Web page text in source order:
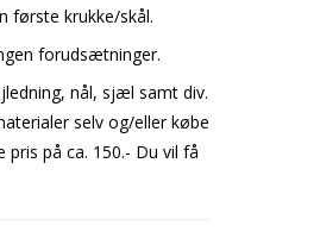
første krukke/skål.
forudsætninger.
nål, sjæl samt div.
selv og/eller købe
på ca. 150.- Du vil få